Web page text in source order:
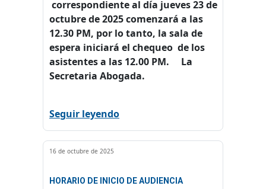
correspondiente al día jueves 23 de
octubre de 2025 comenzará a las
12.30 PM, por lo tanto, la sala de
espera iniciará el chequeo de los
asistentes a las 12.00 PM. La
Secretaria Abogada.
Seguir leyendo
16 de octubre de 2025
HORARIO DE INICIO DE AUDIENCIA